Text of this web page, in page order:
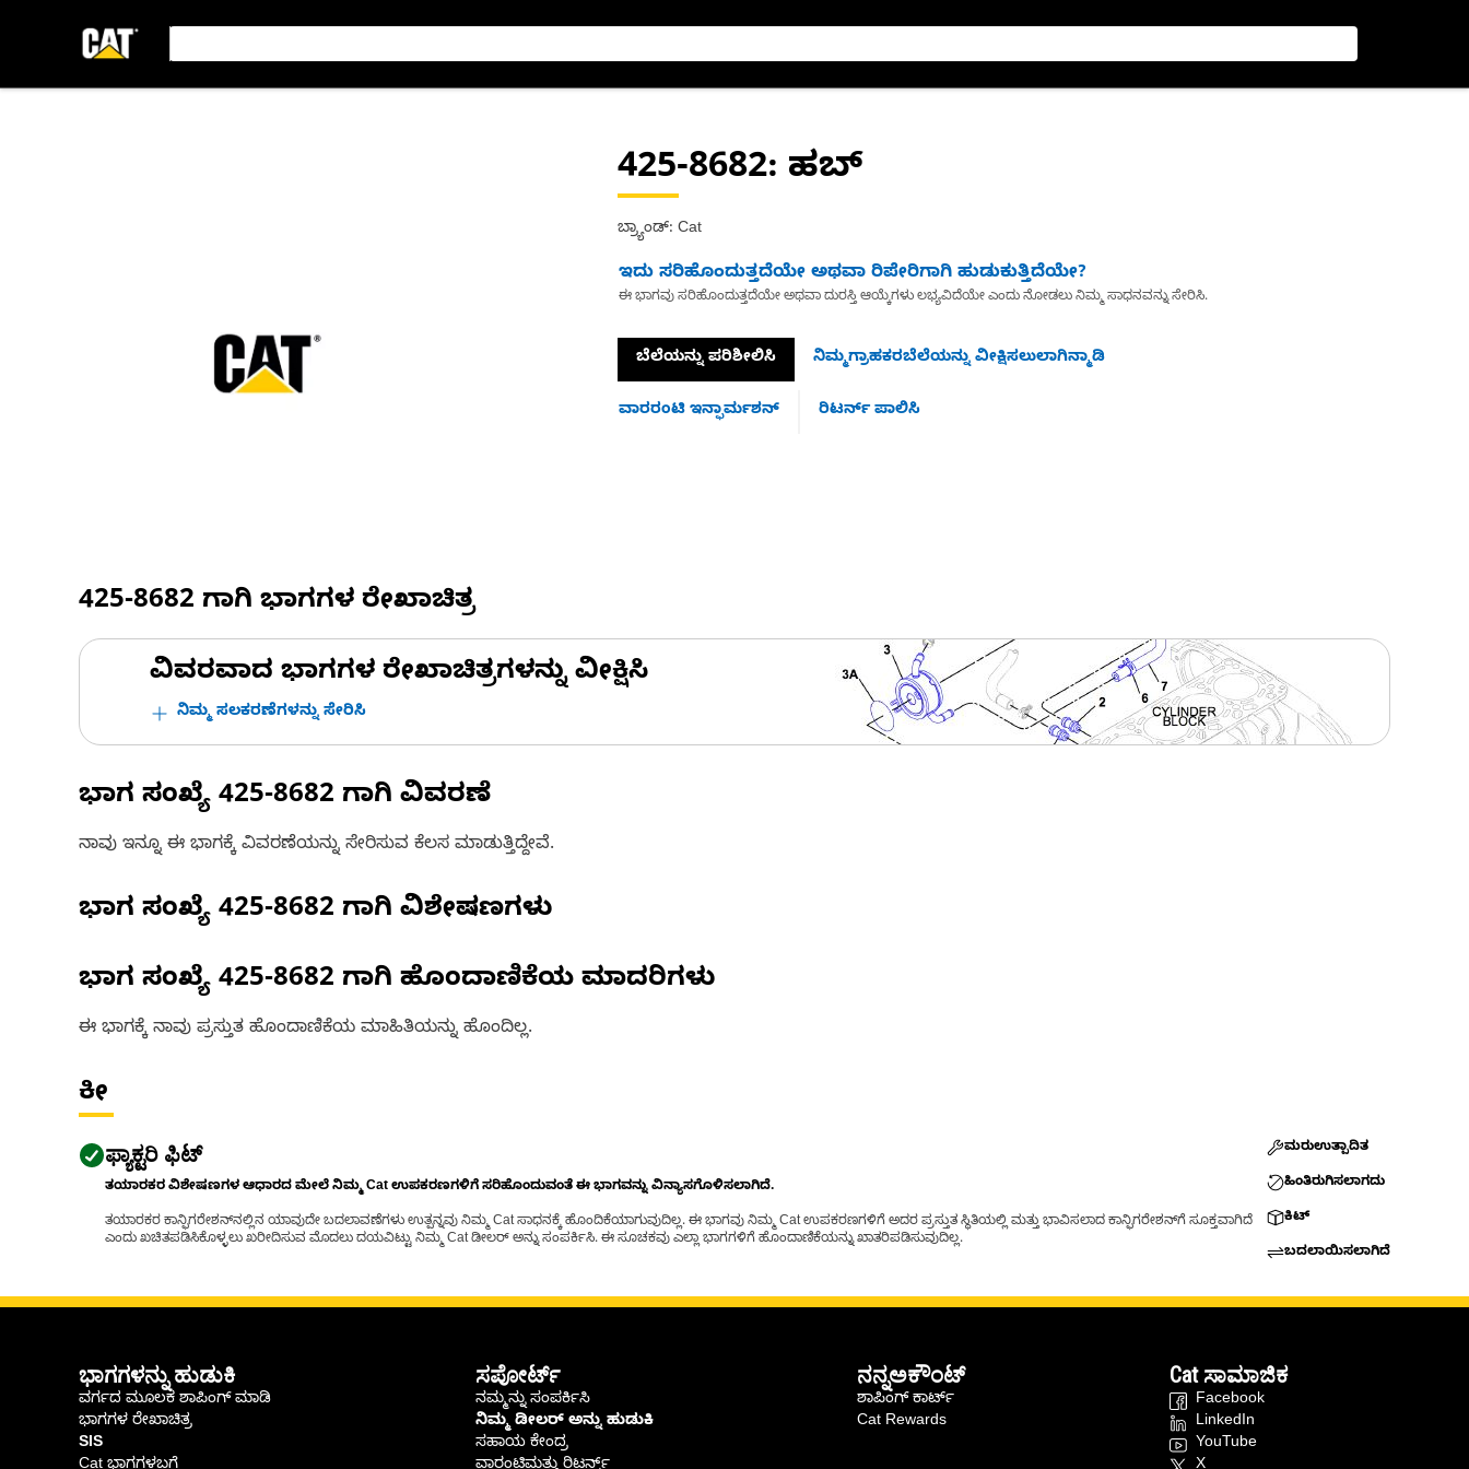
425-8682: ಹಬ್
ಬ್ರ್ಯಾಂಡ್: Cat
ಇದು ಸರಿಹೊಂದುತ್ತದೆಯೇ ಅಥವಾ ರಿಪೇರಿಗಾಗಿ ಹುಡುಕುತ್ತಿದೆಯೇ?
ಈ ಭಾಗವು ಸರಿಹೊಂದುತ್ತದೆಯೇ ಅಥವಾ ದುರಸ್ತಿ ಆಯ್ಕೆಗಳು ಲಭ್ಯವಿದೆಯೇ ಎಂದು ನೋಡಲು ನಿಮ್ಮ ಸಾಧನವನ್ನು ಸೇರಿಸಿ.
ಬೆಲೆಯನ್ನು ಪರಿಶೀಲಿಸಿ ನಿಮ್ಮಗ್ರಾಹಕರಬೆಲೆಯನ್ನು ವೀಕ್ಷಿಸಲುಲಾಗಿನ್ಮಾಡಿ
ವಾರರಂಟಿ ಇನ್ಫಾರ್ಮಶನ್ ರಿಟರ್ನ್ ಪಾಲಿಸಿ
425-8682 ಗಾಗಿ ಭಾಗಗಳ ರೇಖಾಚಿತ್ರ
ವಿವರವಾದ ಭಾಗಗಳ ರೇಖಾಚಿತ್ರಗಳನ್ನು ವೀಕ್ಷಿಸಿ
ನಿಮ್ಮ ಸಲಕರಣೆಗಳನ್ನು ಸೇರಿಸಿ
ಭಾಗ ಸಂಖ್ಯೆ 425-8682 ಗಾಗಿ ವಿವರಣೆ
ನಾವು ಇನ್ನೂ ಈ ಭಾಗಕ್ಕೆ ವಿವರಣೆಯನ್ನು ಸೇರಿಸುವ ಕೆಲಸ ಮಾಡುತ್ತಿದ್ದೇವೆ.
ಭಾಗ ಸಂಖ್ಯೆ 425-8682 ಗಾಗಿ ವಿಶೇಷಣಗಳು
ಭಾಗ ಸಂಖ್ಯೆ 425-8682 ಗಾಗಿ ಹೊಂದಾಣಿಕೆಯ ಮಾದರಿಗಳು
ಈ ಭಾಗಕ್ಕೆ ನಾವು ಪ್ರಸ್ತುತ ಹೊಂದಾಣಿಕೆಯ ಮಾಹಿತಿಯನ್ನು ಹೊಂದಿಲ್ಲ.
ಕೀ
ಫ್ಯಾಕ್ಟರಿ ಫಿಟ್
ತಯಾರಕರ ವಿಶೇಷಣಗಳ ಆಧಾರದ ಮೇಲೆ ನಿಮ್ಮ Cat ಉಪಕರಣಗಳಿಗೆ ಸರಿಹೊಂದುವಂತೆ ಈ ಭಾಗವನ್ನು ವಿನ್ಯಾಸಗೊಳಿಸಲಾಗಿದೆ.
ತಯಾರಕರ ಕಾನ್ಫಿಗರೇಶನ್‌ನಲ್ಲಿನ ಯಾವುದೇ ಬದಲಾವಣೆಗಳು ಉತ್ಪನ್ನವು ನಿಮ್ಮ Cat ಸಾಧನಕ್ಕೆ ಹೊಂದಿಕೆಯಾಗುವುದಿಲ್ಲ. ಈ ಭಾಗವು ನಿಮ್ಮ Cat ಉಪಕರಣಗಳಿಗೆ ಅದರ ಪ್ರಸ್ತುತ ಸ್ಥಿತಿಯಲ್ಲಿ ಮತ್ತು ಭಾವಿಸಲಾದ ಕಾನ್ಫಿಗರೇಶನ್‌ಗೆ ಸೂಕ್ತವಾಗಿದೆ
ಎಂದು ಖಚಿತಪಡಿಸಿಕೊಳ್ಳಲು ಖರೀದಿಸುವ ಮೊದಲು ದಯವಿಟ್ಟು ನಿಮ್ಮ Cat ಡೀಲರ್ ಅನ್ನು ಸಂಪರ್ಕಿಸಿ. ಈ ಸೂಚಕವು ಎಲ್ಲಾ ಭಾಗಗಳಿಗೆ ಹೊಂದಾಣಿಕೆಯನ್ನು ಖಾತರಿಪಡಿಸುವುದಿಲ್ಲ.
ಮರುಉತ್ಪಾದಿತ
ಹಿಂತಿರುಗಿಸಲಾಗದು
ಕಿಟ್
ಬದಲಾಯಿಸಲಾಗಿದೆ
ಭಾಗಗಳನ್ನು ಹುಡುಕಿ
ವರ್ಗದ ಮೂಲಕ ಶಾಪಿಂಗ್ ಮಾಡಿ
ಭಾಗಗಳ ರೇಖಾಚಿತ್ರ
SIS
ಸಪೋರ್ಟ್
ನಮ್ಮನ್ನು ಸಂಪರ್ಕಿಸಿ
ನಿಮ್ಮ ಡೀಲರ್ ಅನ್ನು ಹುಡುಕಿ
ಸಹಾಯ ಕೇಂದ್ರ
ನನ್ನಅಕೌಂಟ್
ಶಾಪಿಂಗ್ ಕಾರ್ಟ್
Cat Rewards
Cat ಸಾಮಾಜಿಕ
Facebook
LinkedIn
YouTube